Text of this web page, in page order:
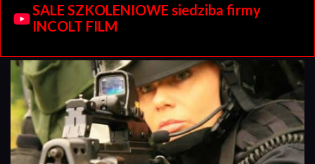
SALE SZKOLENIOWE siedziba firmy
INCOLT FILM